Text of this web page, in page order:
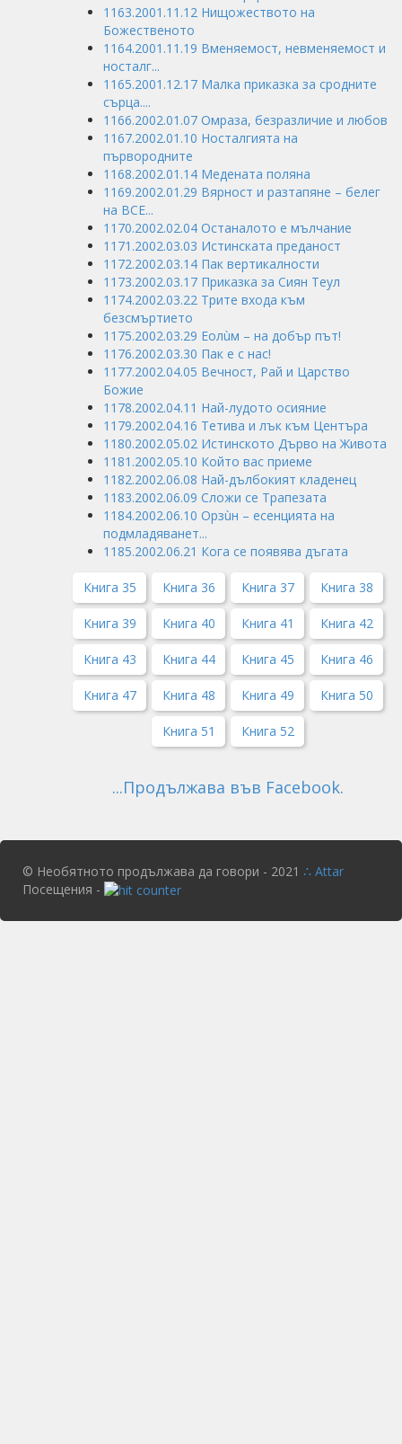
1163.2001.11.12 Нищожеството на
Божественото
1164.2001.11.19 Вменяемост, невменяемост и
носталг...
1165.2001.12.17 Малка приказка за сродните
сърца....
1166.2002.01.07 Омраза, безразличие и любов
1167.2002.01.10 Носталгията на
първородните
1168.2002.01.14 Медената поляна
1169.2002.01.29 Вярност и разтапяне – белег
на ВСЕ...
1170.2002.02.04 Останалото е мълчание
1171.2002.03.03 Истинската преданост
1172.2002.03.14 Пак вертикалности
1173.2002.03.17 Приказка за Сиян Теул
1174.2002.03.22 Трите входа към
безсмъртието
1175.2002.03.29 Еолùм – на добър път!
1176.2002.03.30 Пак е с нас!
1177.2002.04.05 Вечност, Рай и Царство
Божие
1178.2002.04.11 Най-лудото осияние
1179.2002.04.16 Тетива и лък към Центъра
1180.2002.05.02 Истинското Дърво на Живота
1181.2002.05.10 Който вас приеме
1182.2002.06.08 Най-дълбокият кладенец
1183.2002.06.09 Сложи се Трапезата
1184.2002.06.10 Орзùн – есенцията на
подмладяванет...
1185.2002.06.21 Кога се появява дъгата
Книга 35 Книга 36 Книга 37 Книга 38
Книга 39 Книга 40 Книга 41 Книга 42
Книга 43 Книга 44 Книга 45 Книга 46
Книга 47 Книга 48 Книга 49 Книга 50
Книга 51 Книга 52
...Продължава във Facebook.
© Необятното продължава да говори - 2021 ∴ Attar
Посещения -